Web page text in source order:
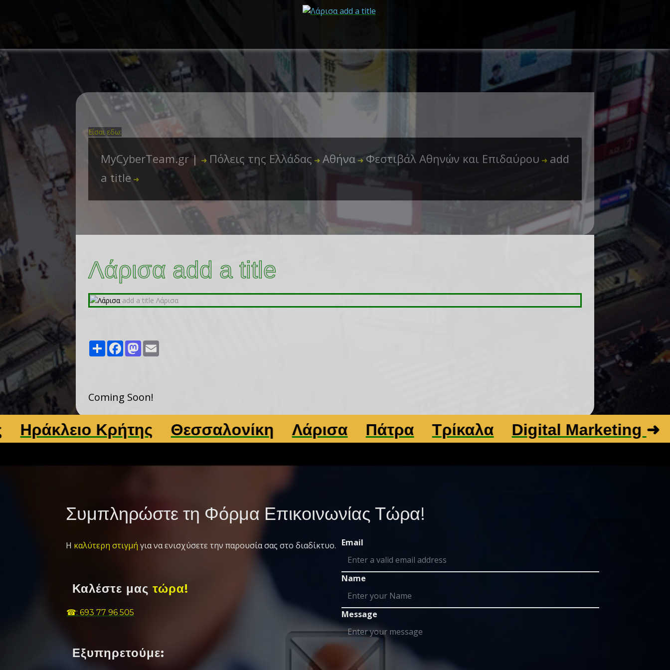
Είσαι εδω:
MyCyberTeam.gr | ➜ Πόλεις της Ελλάδας ➜ Αθήνα ➜ Φεστιβάλ Αθηνών και Επιδαύρου ➜ add
a title ➜
Λάρισα add a title
Share FacebookMastodon
Coming Soon!
Κρήτης Θεσσαλονίκη Λάρισα Πάτρα Τρίκαλα Digital Marketing➜
Συμπληρώστε τη Φόρμα Επικοινωνίας Τώρα!
Η καλύτερη στιγμή για να ενισχύσετε την παρουσία σας στο διαδίκτυο.
Καλέστε μας τώρα!
☎: 693 77 96 505
Εξυπηρετούμε:
Email
Name
Message